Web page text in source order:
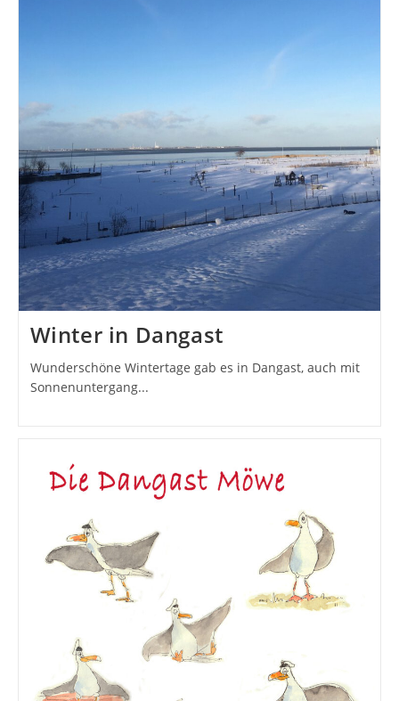
Winter in Dangast
Wunderschöne Wintertage gab es in Dangast, auch mit
Sonnenuntergang...